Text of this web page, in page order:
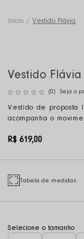
Início Vestido Flávia
Vestido Flávia
(0) Seja o
Vestido de proposta
acompanha o
R$ 619,00
Tabela de medidas